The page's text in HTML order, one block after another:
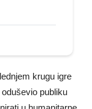
krugu igre
publiku